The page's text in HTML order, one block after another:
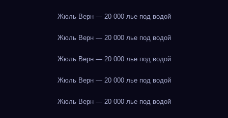
Жюль Верн — 20 000 лье под водой
Жюль Верн — 20 000 лье под водой
Жюль Верн — 20 000 лье под водой
Жюль Верн — 20 000 лье под водой
Жюль Верн — 20 000 лье под водой